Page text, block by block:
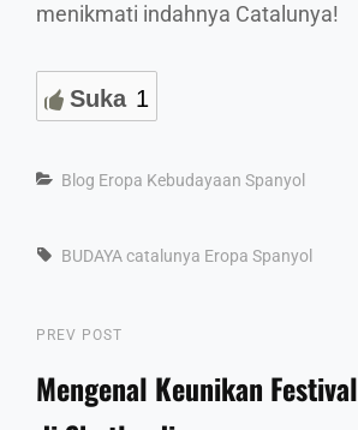
menikmati indahnya Catalunya!
Suka 1
Categories
Blog Eropa Kebudayaan Spanyol
Tags,
BUDAYAcatalunya Eropa Spanyol
Post
navigation
Previous
Post
PREV POST
Mengenal Keunikan Festival